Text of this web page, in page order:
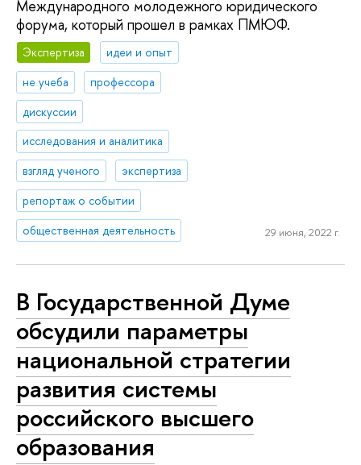
Международного молодежного юридического
форума, который прошел в рамках ПМЮФ.
Экспертиза
идеи и опыт
не учеба
профессора
дискуссии
исследования и аналитика
взгляд ученого
экспертиза
репортаж о событии
общественная деятельность
29 июня, 2022 г.
В Государственной Думе
обсудили параметры
национальной стратегии
развития системы
российского высшего
образования